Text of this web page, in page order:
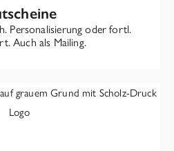
Personalisierung oder fortl.
Auch als Mailing.